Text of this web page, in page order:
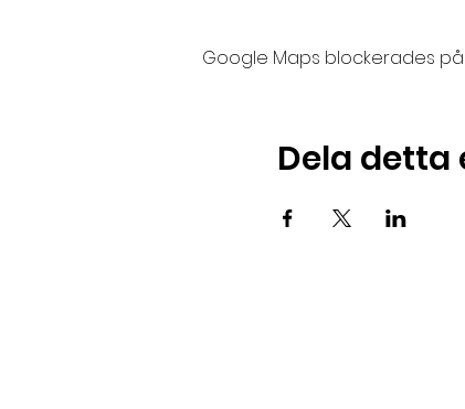
Google Maps blockerades
Dela detta